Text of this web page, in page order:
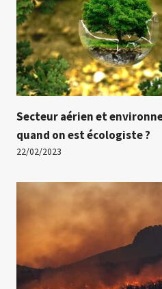
Secteur aérien et
quand on est écologiste ?
22/02/2023